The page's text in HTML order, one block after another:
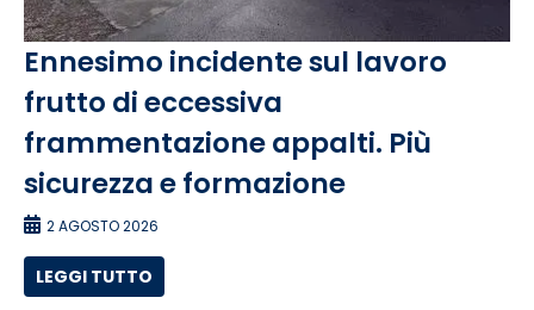
Ennesimo incidente sul lavoro
frutto di eccessiva
frammentazione appalti. Più
sicurezza e formazione
2 AGOSTO 2026
LEGGI TUTTO